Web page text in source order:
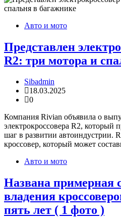
Авто и мото
Представлен
R2: три мотора и
Sibadmin
18.03.2025
0
Компания Rivian объявила о
электрокроссовера R2, который
шаг в развитии автоиндустрии.
кроссовер, который может
Авто и мото
Названа примерная
владения
пять лет ( 1 фото )